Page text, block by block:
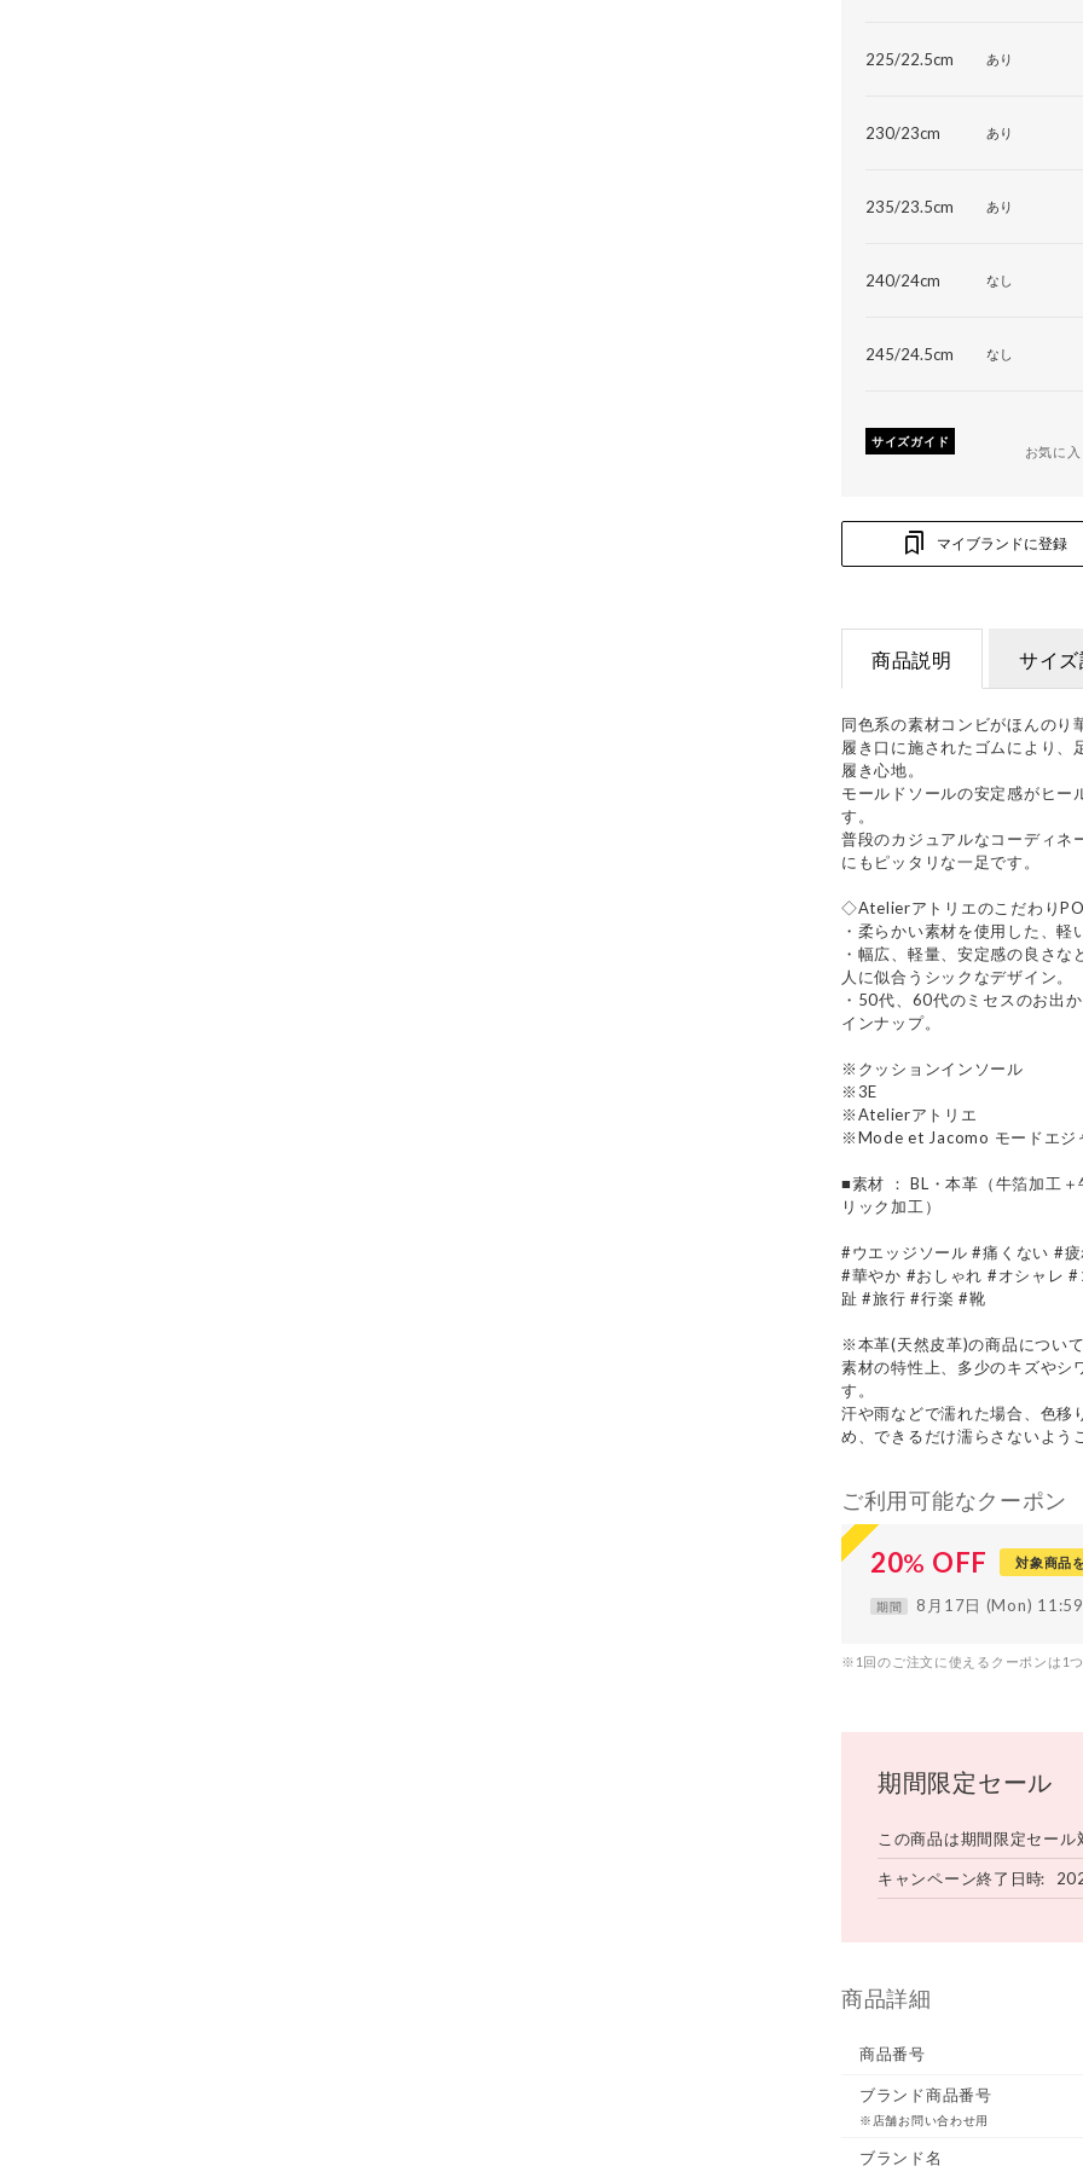
225/22.5cm あり
230/23cm あり
235/23.5cm あり
240/24cm なし
245/24.5cm なし
サイズガイド
お気に
マイブランドに登録
商品説明 サイ
同色系の素材コンビがほんのり
履き口に施されたゴムにより、
履き心地。
モールドソールの安定感がヒー
す。
普段のカジュアルなコーディネ
にもピッタリな一足です。
◇Atelierアトリエのこだわり
・柔らかい素材を使用した、
・幅広、軽量、安定感の良さ
人に似合うシックなデザイン。
・50代、60代のミセスのお出
インナップ。
※クッションインソール
※3E
※Atelierアトリエ
※Mode et Jacomo モードエジ
■素材 ： BL・本革（牛箔加工
リック加工）
#ウエッジソール #痛くない #
#華やか #おしゃれ #オシャレ
趾 #旅行 #行楽 #靴
※本革(天然皮革)の商品につい
素材の特性上、多少のキズやシ
す。
汗や雨などで濡れた場合、色移
め、できるだけ濡らさないよう
ご利用可能なクーポン
20% OFF 対象商品
期間 8月17日 (Mon)
※1回のご注文に使えるクーポンは1
期間限定セール
この商品は期間限定セー
キャンペーン終了日時
商品詳細
商品番号
ブランド商品番号
※店舗お問い合わせ用
ブランド名